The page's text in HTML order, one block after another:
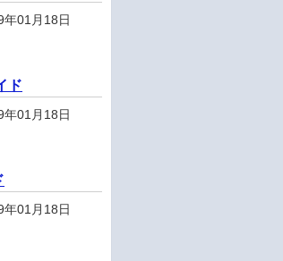
01月18日
ド
01月18日
01月18日